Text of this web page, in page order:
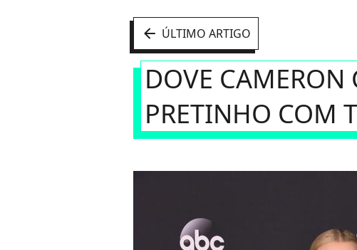
arrow_left ÚLTIMO ARTIGO
DOVE
PRETINHO COM